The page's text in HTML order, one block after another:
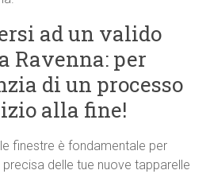
ad un valido
Ravenna: per
di un processo
alla fine!
finestre è fondamentale per
precisa delle tue nuove tapparelle